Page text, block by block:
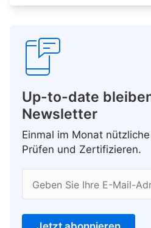
Up-to-date
Newsletter
Einmal im Monat
Prüfen und Zertifizieren.
Geben Sie Ihre E-Mail-